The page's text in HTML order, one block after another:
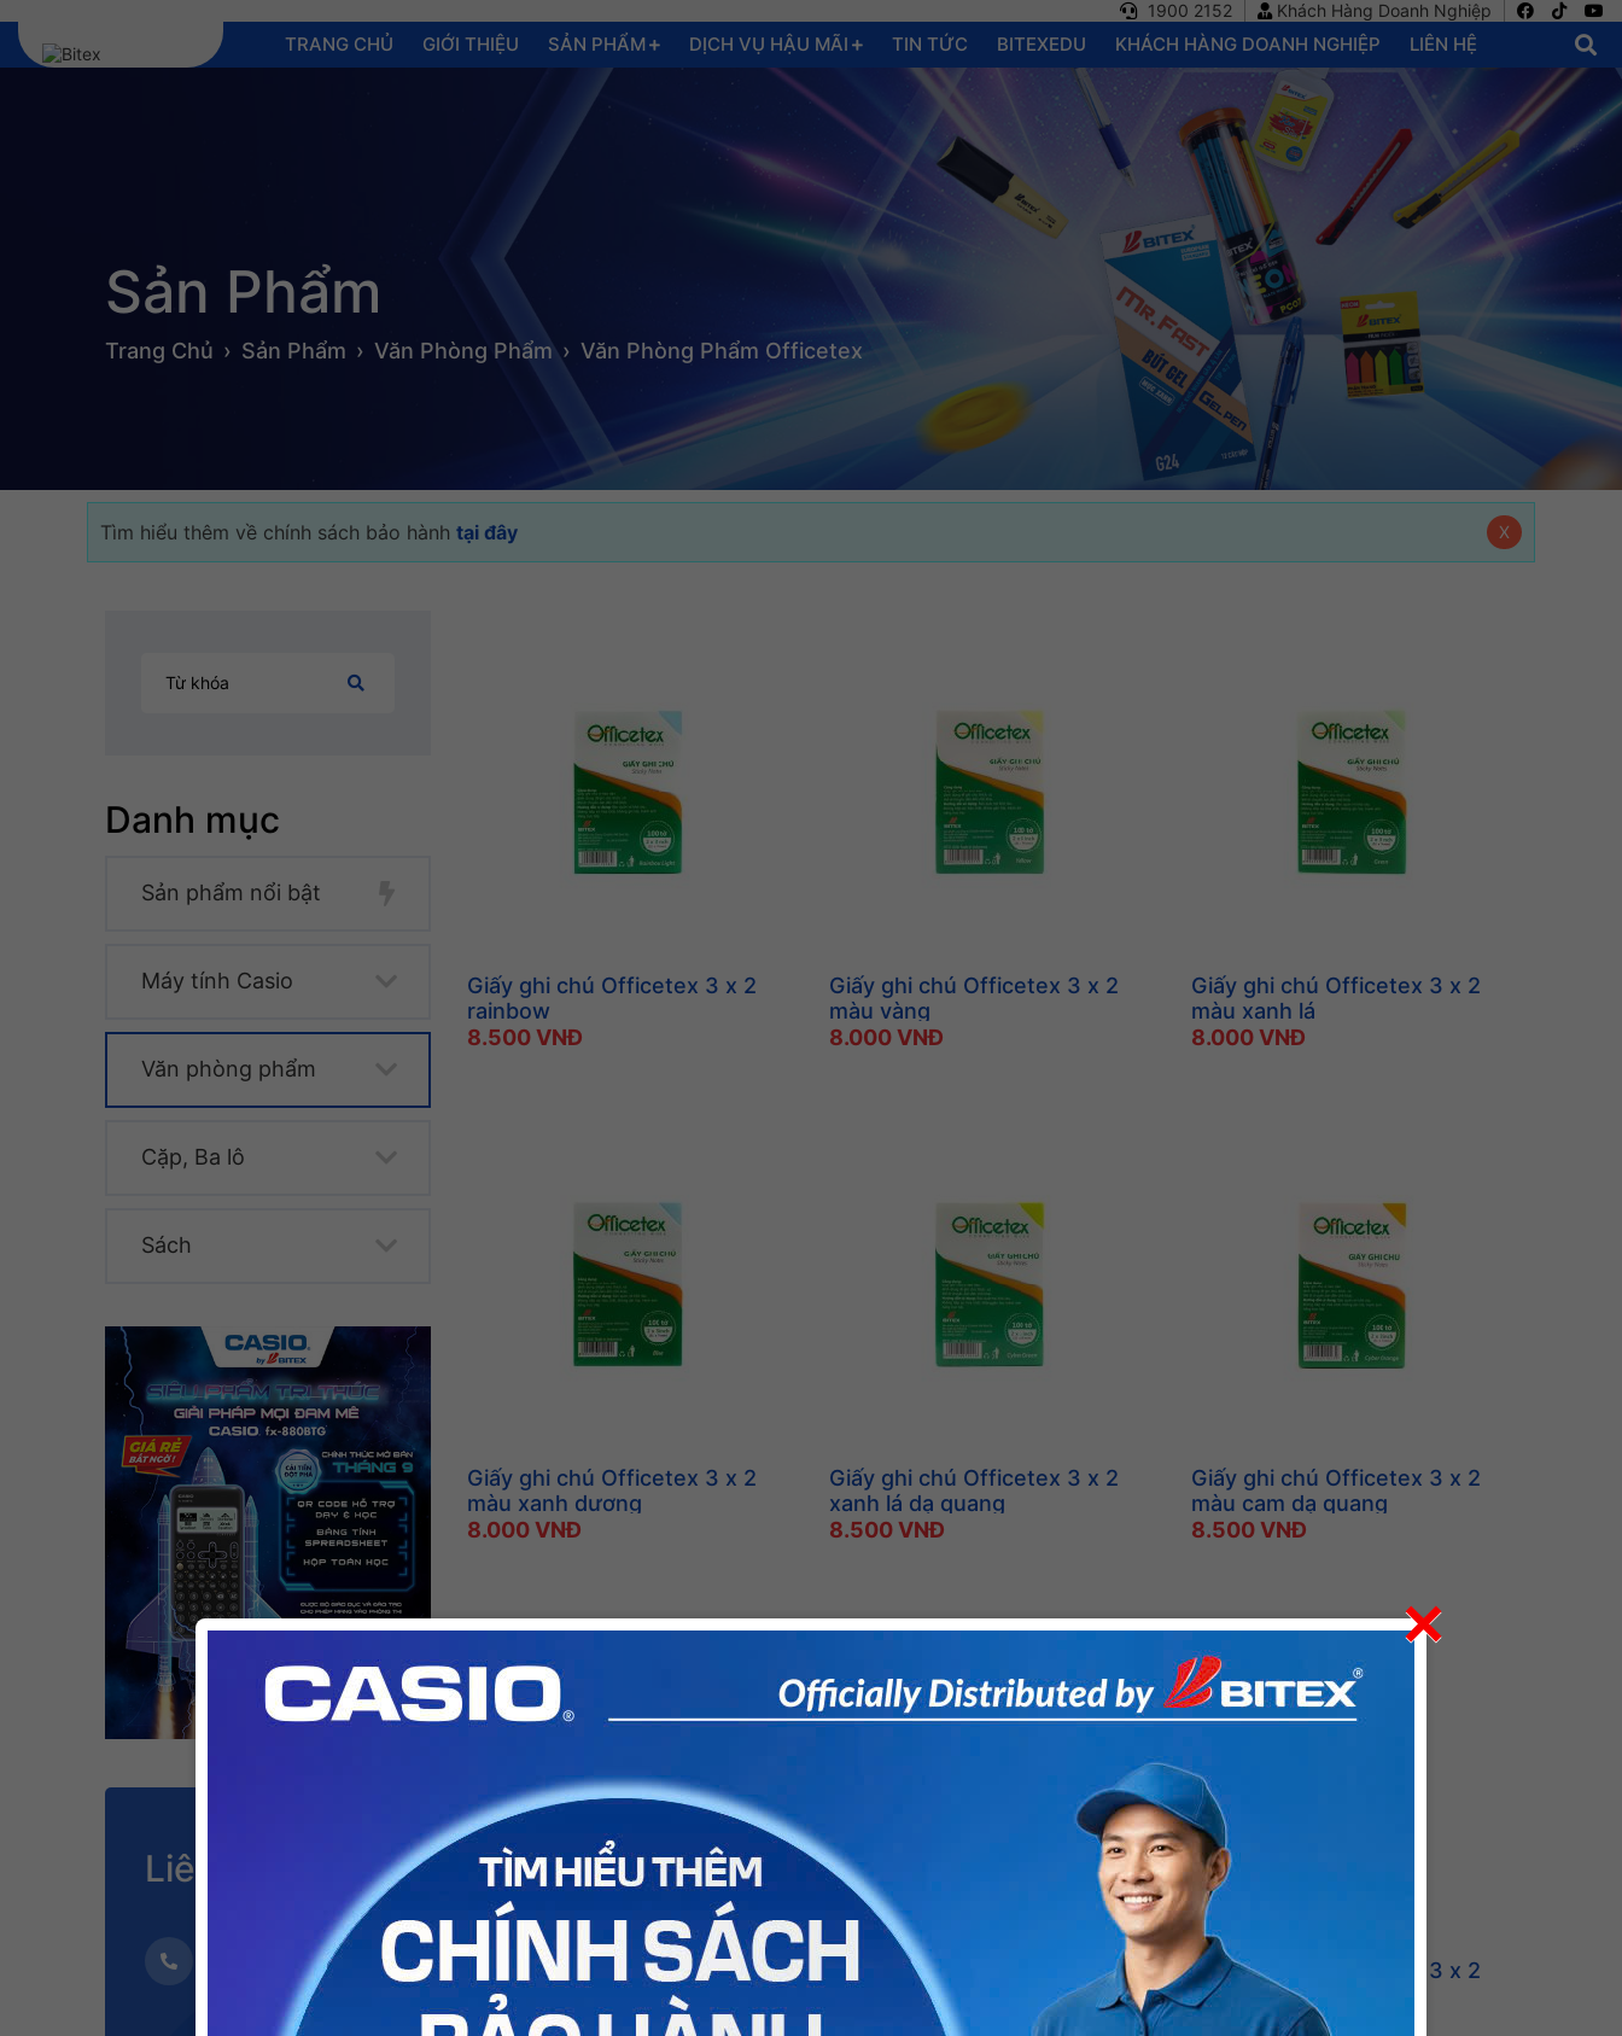
1900 2152 Khách Hàng Doanh Nghiệp
TRANG CHỦ GIỚI THIỆU SẢN PHẨM DỊCH VỤ HẬU MÃI TIN TỨC BITEXEDU KHÁCH HÀNG DOANH NGHIỆP LIÊN HỆ
Sản Phẩm
Trang Chủ Sản Phẩm Văn Phòng Phẩm Văn Phòng Phẩm Officetex
Tìm hiểu thêm về chính sách bảo hành tại đây X
Danh mục
Sản phẩm nổi bật
Máy tính Casio
Văn phòng phẩm
Cặp, Ba lô
Sách
Liên hệ
1900 2152
Giấy ghi chú Officetex 3 x 2
rainbow
8.500 VNĐ
Giấy ghi chú Officetex 3 x 2
màu vàng
8.000 VNĐ
Giấy ghi chú Officetex 3 x 2
màu xanh lá
8.000 VNĐ
Giấy ghi chú Officetex 3 x 2
màu xanh dương
8.000 VNĐ
Giấy ghi chú Officetex 3 x 2
xanh lá dạ quang
8.500 VNĐ
Giấy ghi chú Officetex 3 x 2
màu cam dạ quang
8.500 VNĐ
Giấy ghi chú Officetex 3 x 2
màu đỏ dạ quang
8.500 VNĐ
Giấy ghi chú Officetex 3 x 2
màu hồng dạ quang
8.500 VNĐ
Giấy ghi chú Officetex 3 x 2
màu vàng dạ quang
8.500 VNĐ
×